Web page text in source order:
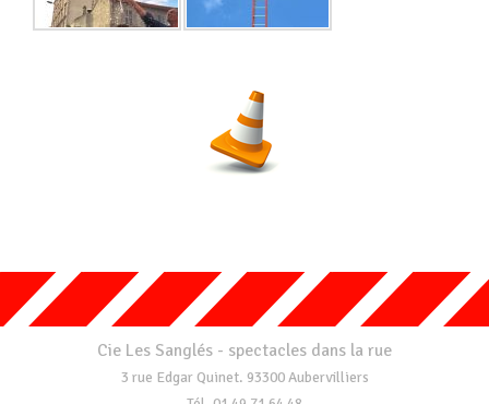
Cie Les Sanglés - spectacles dans la rue
3 rue Edgar Quinet. 93300 Aubervilliers